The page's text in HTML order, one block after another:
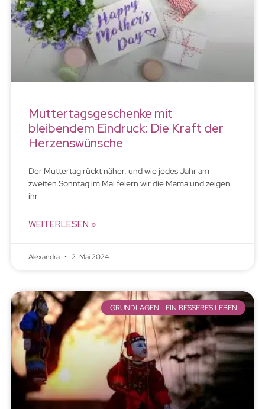
Muttertagsgeschenke mit
bleibendem Eindruck: Die Kraft der
Herzenswünsche
Der Muttertag rückt näher, und wie jedes Jahr am
zweiten Sonntag im Mai feiern wir die Mama und zeigen
ihr
WEITERLESEN »
Alexandra 2. Mai 2024
GRUNDLAGEN - EIN BESSERES LEBEN